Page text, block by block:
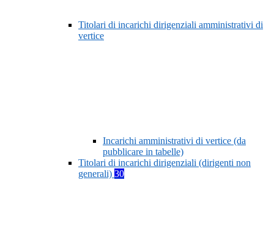
Titolari di incarichi dirigenziali amministrativi di
vertice
Incarichi amministrativi di vertice (da
pubblicare in tabelle)
Titolari di incarichi dirigenziali (dirigenti non
generali) 30